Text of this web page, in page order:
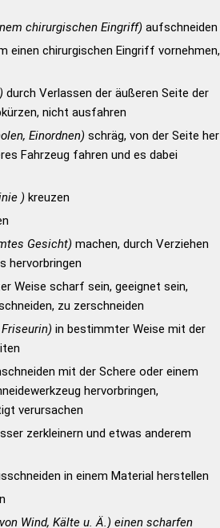
chirurgischen Eingriff) aufschneiden
einen chirurgischen Eingriff vornehmen,
durch Verlassen der äußeren Seite der
nicht ausfahren
Einordnen) schräg, von der Seite her
Fahrzeug fahren und es dabei
) kreuzen
Gesicht) machen, durch Verziehen
hervorbringen
Weise scharf sein, geeignet sein,
zu zerschneiden
in bestimmter Weise mit der
mit der Schere oder einem
hervorbringen,
verursachen
zerkleinern und etwas anderem
in einem Material herstellen
Wind, Kälte u. Ä.) einen scharfen